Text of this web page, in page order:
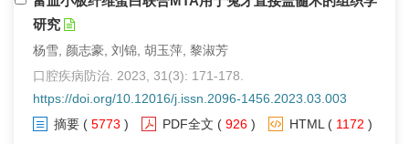
研究
杨雪, 颜志豪, 刘锦, 胡玉萍, 黎淑芳
口腔疾病防治. 2023, 31(3): 171-178.
https://doi.org/10.12016/j.issn.2096-1456.2023.03.003
摘要 ( 5773 ) PDF全文 ( 926 ) HTML ( 1172 )